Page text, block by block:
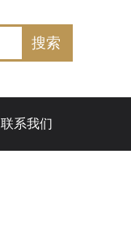
搜索
联系我们